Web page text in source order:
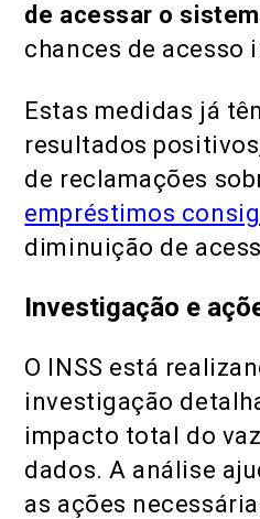
de acessar o
chances de acesso
Estas medidas já
resultados
de reclamações
empréstimos
diminuição de
Investigação e
O INSS está
investigação
impacto total do
dados. A análise
as ações